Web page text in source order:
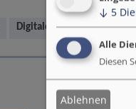
Digitale Beteiligung
↓ 5
Alle
Diesen
Ablehnen